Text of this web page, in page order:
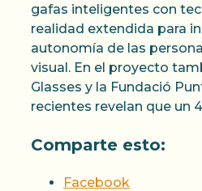
gafas inteligentes con
realidad extendida para
autonomía de las
visual. En el proyecto
Glasses y la Fundació
recientes revelan que un
Comparte esto:
Facebook